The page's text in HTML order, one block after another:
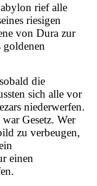
rief alle
riesigen
von Dura zur
goldenen
die
sich alle vor
niederwerfen.
Gesetz. Wer
zu verbeugen,
einen